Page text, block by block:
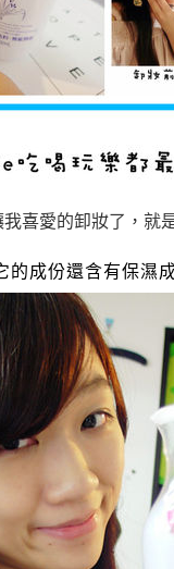
喜愛的卸妝了，就
的成份還含有保濕